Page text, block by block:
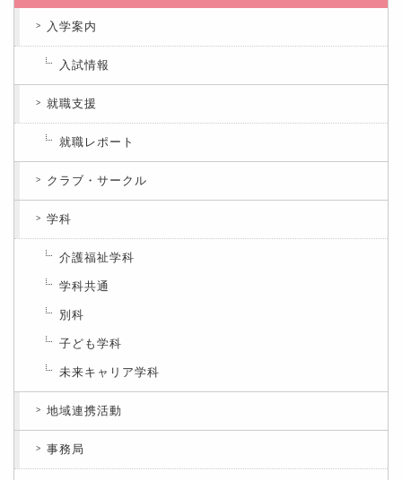
入学案内
入試情報
就職支援
就職レポート
クラブ・サークル
学科
介護福祉学科
学科共通
別科
子ども学科
未来キャリア学科
地域連携活動
事務局